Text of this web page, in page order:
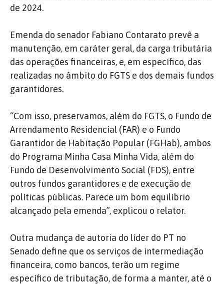
de 2024.
Emenda do senador Fabiano Contarato prevê a
manutenção, em caráter geral, da carga tributária
das operações financeiras, e, em específico, das
realizadas no âmbito do FGTS e dos demais fundos
garantidores.
“Com isso, preservamos, além do FGTS, o Fundo de
Arrendamento Residencial (FAR) e o Fundo
Garantidor de Habitação Popular (FGHab), ambos
do Programa Minha Casa Minha Vida, além do
Fundo de Desenvolvimento Social (FDS), entre
outros fundos garantidores e de execução de
políticas públicas. Parece um bom equilíbrio
alcançado pela emenda”, explicou o relator.
Outra mudança de autoria do líder do PT no
Senado define que os serviços de intermediação
financeira, como bancos, terão um regime
específico de tributação, de forma a manter, até o